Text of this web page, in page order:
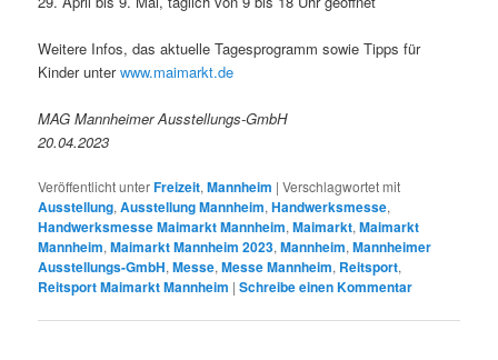
Weitere Infos, das aktuelle Tagesprogramm sowie Tipps für
Kinder unterwww.maimarkt.de
MAG Mannheimer Ausstellungs-GmbH
20.04.2023
Veröffentlicht unterFreizeit,Mannheim |Verschlagwortet mit
Ausstellung,Ausstellung Mannheim,Handwerksmesse,
Handwerksmesse Maimarkt Mannheim,Maimarkt,Maimarkt
Mannheim,Maimarkt Mannheim 2023,Mannheim,Mannheimer
Ausstellungs-GmbH,Messe,Messe Mannheim, Reitsport,
Reitsport Maimarkt Mannheim |Schreibe einen Kommentar